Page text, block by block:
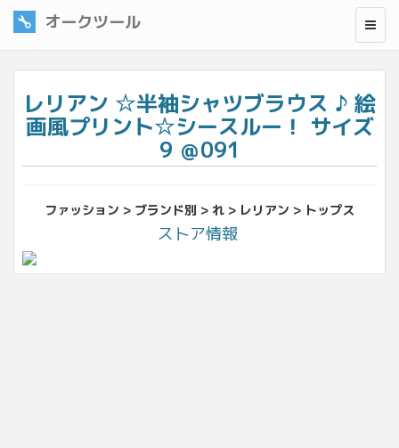
オークツール
レリアン ☆半袖シャツブラウス ♪ 絵
画風プリント☆シースルー！ サイズ
9 ＠091
ファッション > ブランド別 > れ > レリアン > トップス
ストア情報